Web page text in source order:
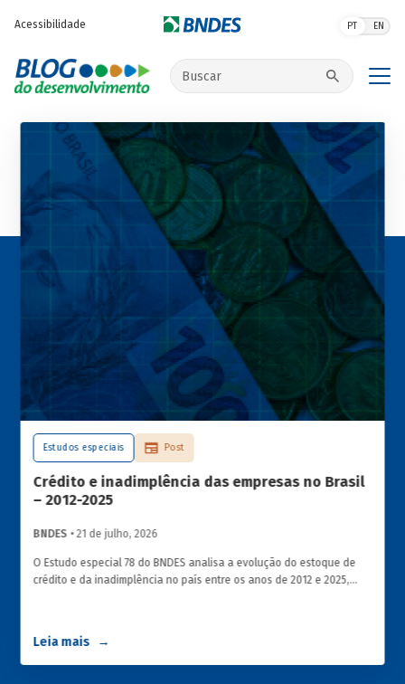
Acessibilidade PT EN
Buscar no site
Estudos especiais Post
Crédito e inadimplência das empresas no Brasil
– 2012-2025
BNDES • 21 de julho, 2026
O Estudo especial 78 do BNDES analisa a evolução do estoque de
crédito e da inadimplência no país entre os anos de 2012 e 2025,
Leia mais